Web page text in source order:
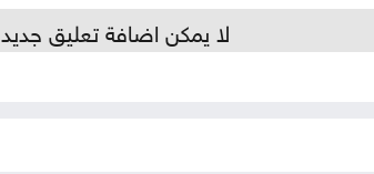
لا يمكن اضافة تعليق جديد